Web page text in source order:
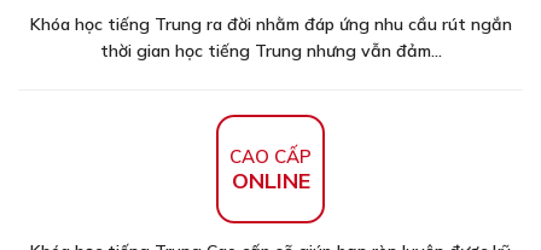
Khóa học tiếng Trung ra đời nhằm đáp ứng nhu cầu rút ngắn
thời gian học tiếng Trung nhưng vẫn đảm...
CAO CẤP
ONLINE